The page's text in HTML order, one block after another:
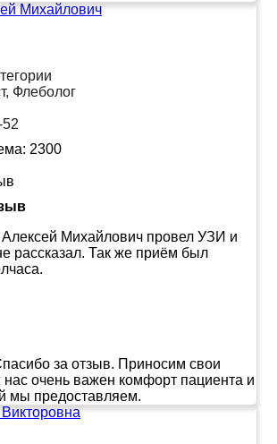
Михайлович
Флеболог
2300
Алексей Михайлович провел УЗИ и
рассказал. Так же приём был
за отзыв. Приносим свои
нас очень важен комфорт пациента и
мы предоставляем.